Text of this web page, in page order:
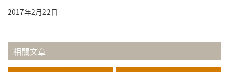
2017年2月22日
相關文章